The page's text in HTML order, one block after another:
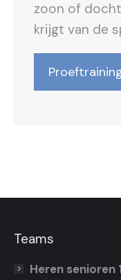
zoon of
krijgt van de
Teams
Heren senioren